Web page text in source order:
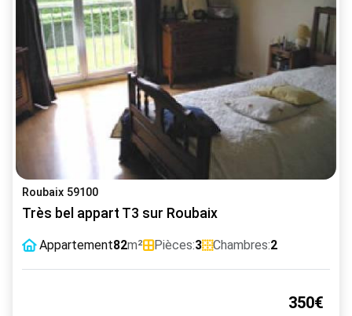
Roubaix 59100
Très bel appart T3 sur Roubaix
Appartement82m² Pièces:3 Chambres:2
350€